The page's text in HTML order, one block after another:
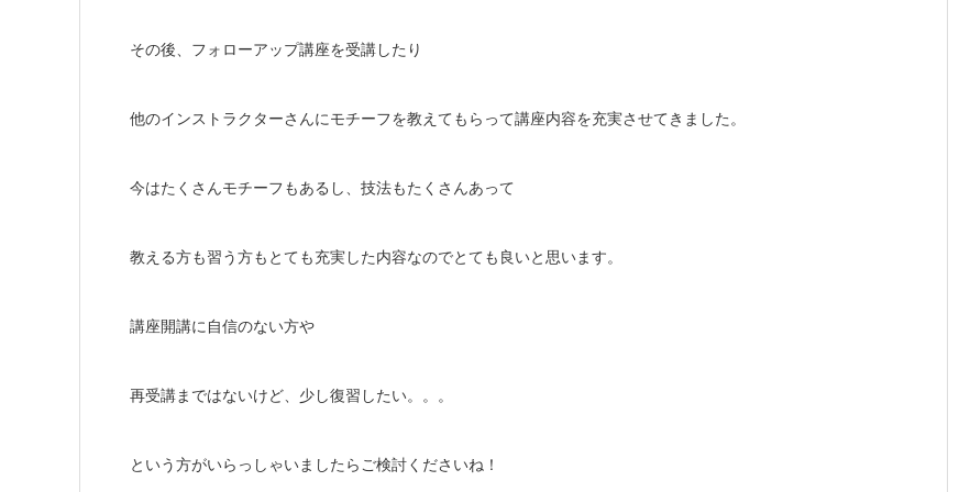
その後、フォローアップ講座を受講したり
他のインストラクターさんにモチーフを教えてもらって講座内容を充実させてきました。
今はたくさんモチーフもあるし、技法もたくさんあって
教える方も習う方もとても充実した内容なのでとても良いと思います。
講座開講に自信のない方や
再受講まではないけど、少し復習したい。。。
という方がいらっしゃいましたらご検討くださいね！